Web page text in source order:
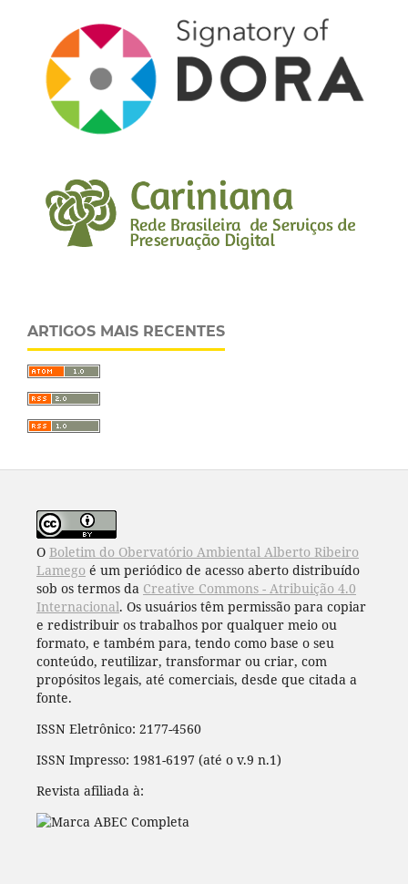
ARTIGOS MAIS RECENTES
O Boletim do Obervatório Ambiental Alberto Ribeiro
Lamego é um periódico de acesso aberto distribuído
sob os termos da Creative Commons - Atribuição 4.0
Internacional. Os usuários têm permissão para copiar
e redistribuir os trabalhos por qualquer meio ou
formato, e também para, tendo como base o seu
conteúdo, reutilizar, transformar ou criar, com
propósitos legais, até comerciais, desde que citada a
fonte.
ISSN Eletrônico: 2177-4560
ISSN Impresso: 1981-6197 (até o v.9 n.1)
Revista afiliada à: